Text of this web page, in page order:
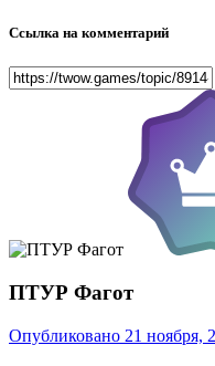
Ссылка на комментарий
ПТУР Фагот
Опубликовано 21 ноября,